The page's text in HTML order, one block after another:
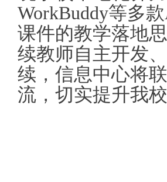
WorkBuddy等多
课件的教学落地
续教师自主开发
续，信息中心将
流，切实提升我